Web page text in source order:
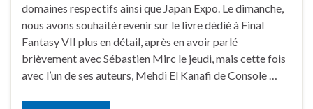
domaines respectifs ainsi que Japan Expo. Le dimanche,
nous avons souhaité revenir sur le livre dédié à Final
Fantasy VII plus en détail, après en avoir parlé
brièvement avec Sébastien Mirc le jeudi, mais cette fois
avec l’un de ses auteurs, Mehdi El Kanafi de Console …